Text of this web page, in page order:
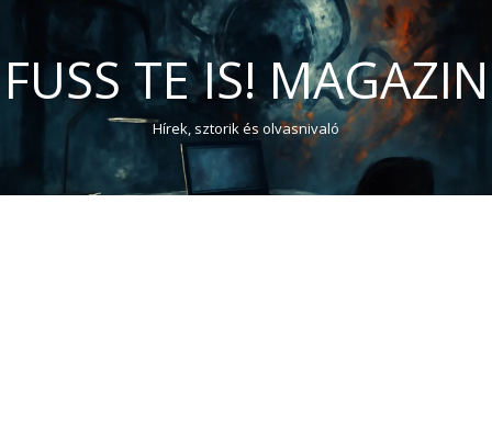
FUSS TE IS! MAGAZIN
Hírek, sztorik és olvasnivaló